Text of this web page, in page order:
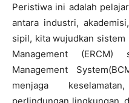
Peristiwa ini adalah
antara industri,
sipil, kita wujudkan sistem
Management
Management
menjaga